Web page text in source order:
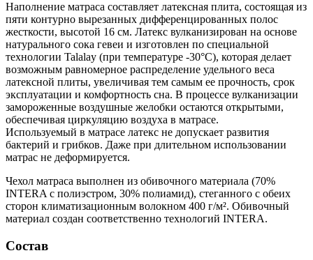
Наполнение матраса составляет латексная плита, состоящая из
пяти контурно вырезанных дифференцированных полос
жесткости, высотой 16 см. Латекс вулканизирован на основе
натурального сока гевеи и изготовлен по специальной
технологии Talalay (при температуре -30°С), которая делает
возможным равномерное распределение удельного веса
латексной плиты, увеличивая тем самым ее прочность, срок
эксплуатации и комфортность сна. В процессе вулканизации
замороженные воздушные желобки остаются открытыми,
обеспечивая циркуляцию воздуха в матрасе.
Используемый в матрасе латекс не допускает развития
бактерий и грибков. Даже при длительном использовании
матрас не деформируется.
Чехол матраса выполнен из обивочного материала (70%
INTERA с полиэстром, 30% полиамид), стеганного с обеих
сторон климатизационным волокном 400 г/м². Обивочный
материал создан соответственно технологий INTERA.
Состав